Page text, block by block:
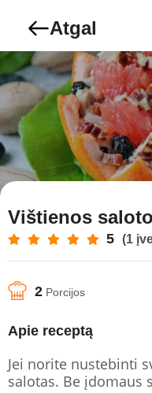
Atgal
Vištienos
5 (1
2 Porcijos
Apie receptą
Jei norite nustebinti
salotas. Be įdomaus